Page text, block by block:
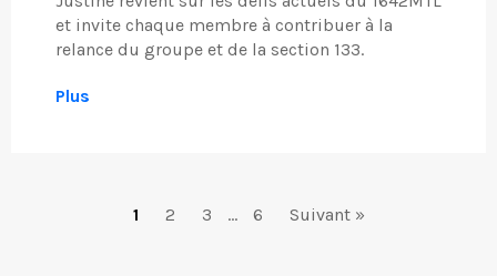
et invite chaque membre à contribuer à la
relance du groupe et de la section 133.
Plus
1 2 3 … 6 Suivant »